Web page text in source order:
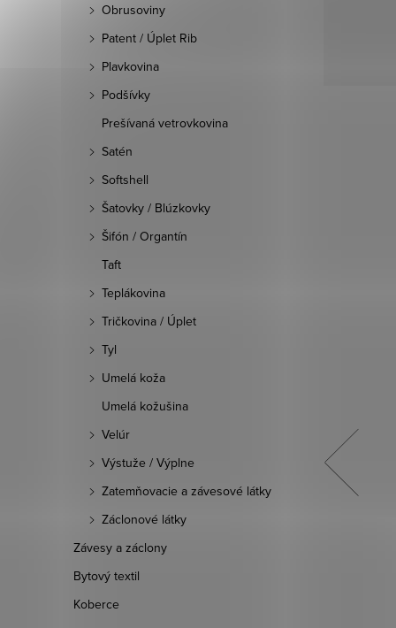
Obrusoviny
Patent / Úplet Rib
Plavkovina
Podšívky
Prešívaná vetrovkovina
Satén
Softshell
Šatovky / Blúzkovky
Šifón / Organtín
Taft
Teplákovina
Tričkovina / Úplet
Tyl
Umelá koža
Umelá kožušina
Velúr
Výstuže / Výplne
Zatemňovacie a závesové látky
Záclonové látky
Závesy a záclony
Bytový textil
Koberce